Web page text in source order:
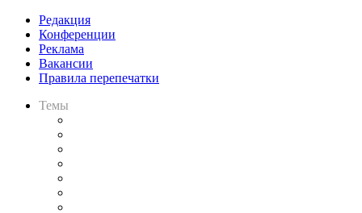
Редакция
Конференции
Реклама
Вакансии
Правила перепечатки
Темы